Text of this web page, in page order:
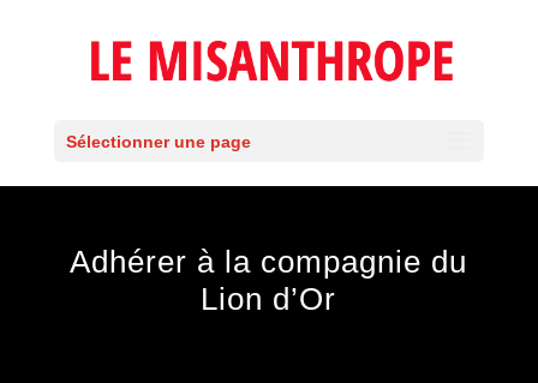
Sélectionner une page
Adhérer à la compagnie du
Lion d’Or